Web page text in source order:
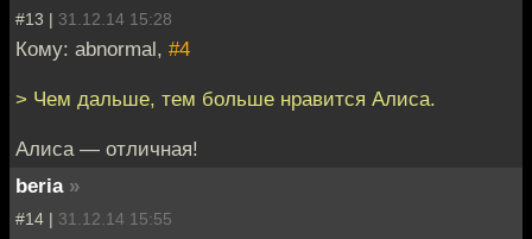
#13 | 31.12.14 15:28
Кому: abnormal, #4
> Чем дальше, тем больше нравится Алиса.
Алиса — отличная!
beria »
#14 | 31.12.14 15:55